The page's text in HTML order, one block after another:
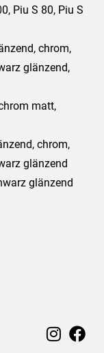
Piu S 80, Piu S
chrom,
glänzend,
matt,
chrom,
glänzend
glänzend
I
F